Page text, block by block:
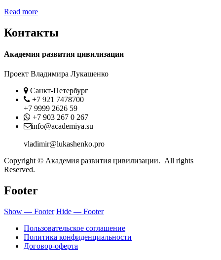
Read more
Контакты
Академия развития цивилизации
Проект Владимира Лукашенко
Location
Санкт-Петербург
Phone
+7 921 7478700
+7 9999 2626 59
Whatsapp
+7 903 267 0 267
Contact
info@academiya.su
vladimir@lukashenko.pro
Copyright © Академия развития цивилизации. All rights
Reserved.
Footer
Show — Footer Hide — Footer
Пользовательское соглашение
Политика конфиденциальности
Договор-оферта